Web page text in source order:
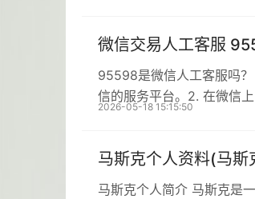
微信交易人工客服
95598是微信人工客服吗
信的服务平台。2. 在微信
2026-05-18 15:15:50
马斯克个人资料(马斯
马斯克个人简介 马斯克是